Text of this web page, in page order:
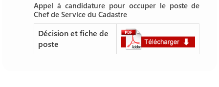
Appel à candidature pour occuper le poste de
Chef de Service du Cadastre
Décision et fiche de
poste